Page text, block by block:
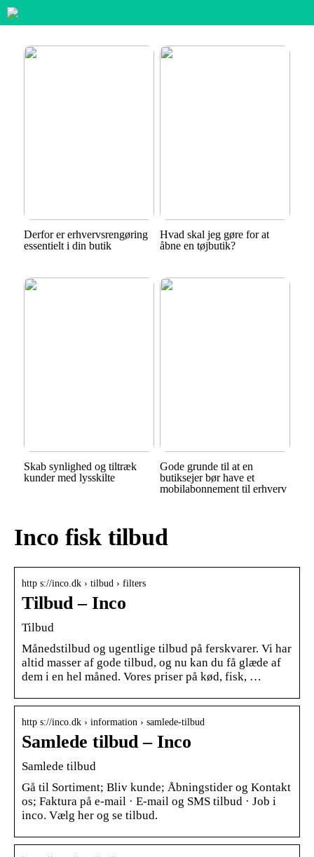
Derfor er erhvervsrengøring
essentielt i din butik
Hvad skal jeg gøre for at
åbne en tøjbutik?
Skab synlighed og tiltræk
kunder med lysskilte
Gode grunde til at en
butiksejer bør have et
mobilabonnement til erhverv
Inco fisk tilbud
http s://inco.dk › tilbud › filters
Tilbud – Inco
Tilbud
Månedstilbud og ugentlige tilbud på ferskvarer. Vi har
altid masser af gode tilbud, og nu kan du få glæde af
dem i en hel måned. Vores priser på kød, fisk, …
http s://inco.dk › information › samlede-tilbud
Samlede tilbud – Inco
Samlede tilbud
Gå til Sortiment; Bliv kunde; Åbningstider og Kontakt
os; Faktura på e-mail · E-mail og SMS tilbud · Job i
inco. Vælg her og se tilbud.